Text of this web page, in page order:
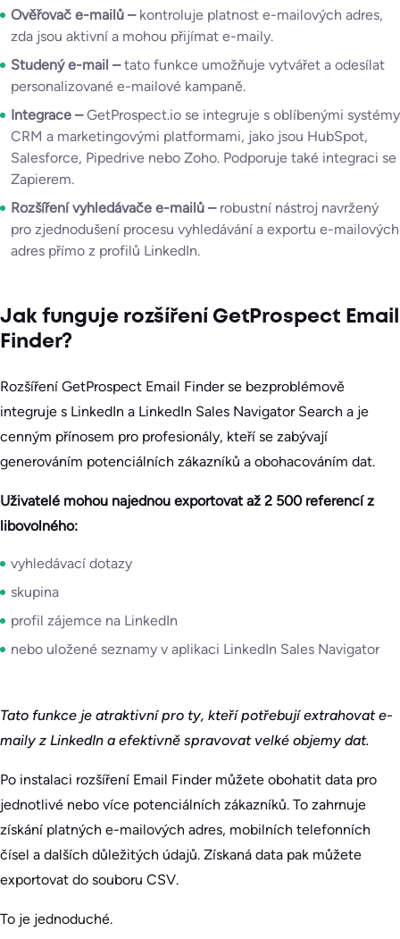
Ověřovač e-mailů – kontroluje platnost e-mailových adres,
zda jsou aktivní a mohou přijímat e-maily.
Studený e-mail –tato funkce umožňuje vytvářet a odesílat
personalizované e-mailové kampaně.
Integrace –GetProspect.io se integruje s oblíbenými systémy
CRM a marketingovými platformami, jako jsou HubSpot,
Salesforce, Pipedrive nebo Zoho. Podporuje také integraci se
Zapierem.
Rozšíření vyhledávače e-mailů – robustní nástroj navržený
pro zjednodušení procesu vyhledávání a exportu e-mailových
adres přímo z profilů LinkedIn.
Jak funguje rozšíření GetProspect Email
Finder?
Rozšíření GetProspect Email Finder se bezproblémově
integruje s LinkedIn a LinkedIn Sales Navigator Search a je
cenným přínosem pro profesionály, kteří se zabývají
generováním potenciálních zákazníků a obohacováním dat.
Uživatelé mohou najednou exportovat až 2 500 referencí z
libovolného:
vyhledávací dotazy
skupina
profil zájemce na LinkedIn
nebo uložené seznamy v aplikaci LinkedIn Sales Navigator
Tato funkce je atraktivní pro ty, kteří potřebují extrahovat e-
maily z LinkedIn a efektivně spravovat velké objemy dat.
Po instalaci rozšíření Email Finder můžete obohatit data pro
jednotlivé nebo více potenciálních zákazníků. To zahrnuje
získání platných e-mailových adres, mobilních telefonních
čísel a dalších důležitých údajů. Získaná data pak můžete
exportovat do souboru CSV.
To je jednoduché.